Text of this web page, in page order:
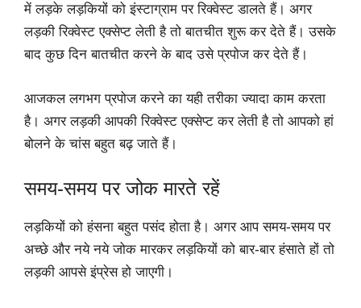
में लड़के लड़कियों को इंस्टाग्राम पर रिक्वेस्ट डालते हैं। अगर
लड़की रिक्वेस्ट एक्सेप्ट लेती है तो बातचीत शुरू कर देते हैं। उसके
बाद कुछ दिन बातचीत करने के बाद उसे प्रपोज कर देते हैं।
आजकल लगभग प्रपोज करने का यही तरीका ज्यादा काम करता
है। अगर लड़की आपकी रिक्वेस्ट एक्सेप्ट कर लेती है तो आपको हां
बोलने के चांस बहुत बढ़ जाते हैं।
समय-समय पर जोक मारते रहें
लड़कियों को हंसना बहुत पसंद होता है। अगर आप समय-समय पर
अच्छे और नये नये जोक मारकर लड़कियों को बार-बार हंसाते हों तो
लड़की आपसे इंप्रेस हो जाएगी।